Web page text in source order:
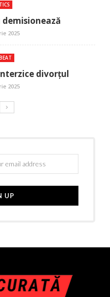
demisionează
2025
divorțul
2025